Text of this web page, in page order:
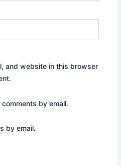
and website in this browser
by email.
by email.